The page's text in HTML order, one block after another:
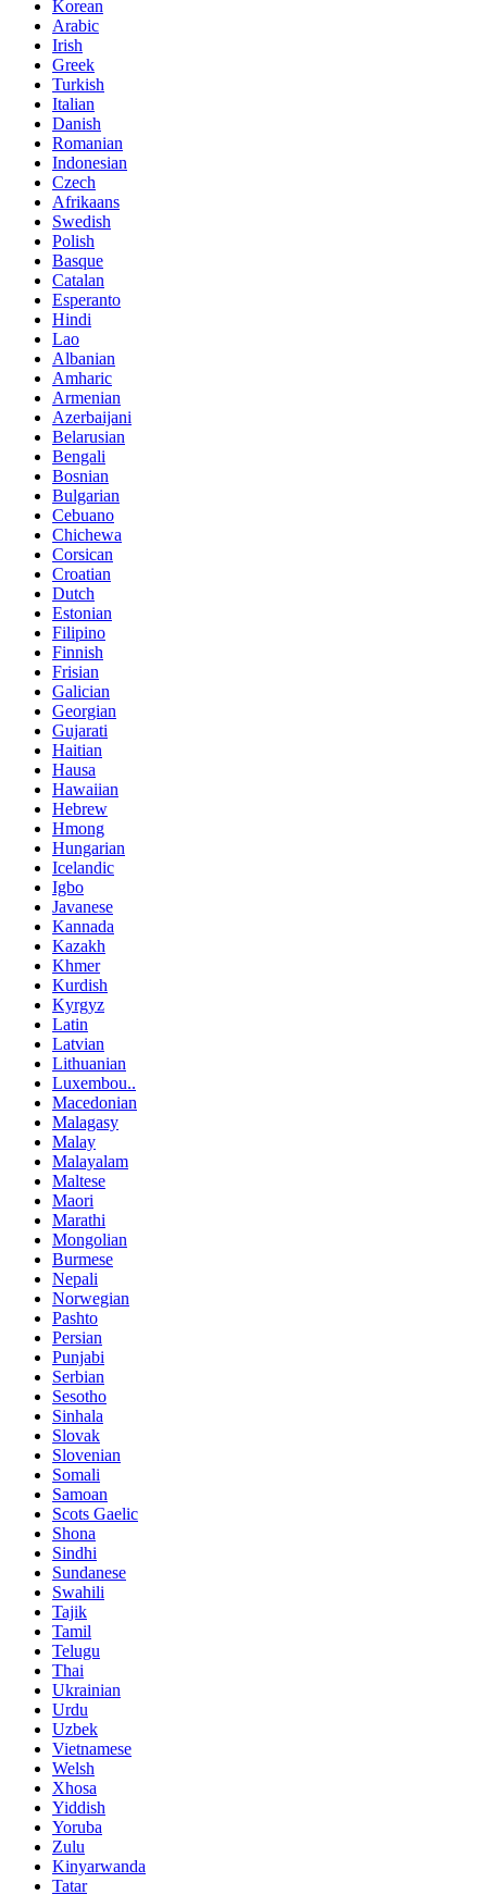
Korean
Arabic
Irish
Greek
Turkish
Italian
Danish
Romanian
Indonesian
Czech
Afrikaans
Swedish
Polish
Basque
Catalan
Esperanto
Hindi
Lao
Albanian
Amharic
Armenian
Azerbaijani
Belarusian
Bengali
Bosnian
Bulgarian
Cebuano
Chichewa
Corsican
Croatian
Dutch
Estonian
Filipino
Finnish
Frisian
Galician
Georgian
Gujarati
Haitian
Hausa
Hawaiian
Hebrew
Hmong
Hungarian
Icelandic
Igbo
Javanese
Kannada
Kazakh
Khmer
Kurdish
Kyrgyz
Latin
Latvian
Lithuanian
Luxembou..
Macedonian
Malagasy
Malay
Malayalam
Maltese
Maori
Marathi
Mongolian
Burmese
Nepali
Norwegian
Pashto
Persian
Punjabi
Serbian
Sesotho
Sinhala
Slovak
Slovenian
Somali
Samoan
Scots Gaelic
Shona
Sindhi
Sundanese
Swahili
Tajik
Tamil
Telugu
Thai
Ukrainian
Urdu
Uzbek
Vietnamese
Welsh
Xhosa
Yiddish
Yoruba
Zulu
Kinyarwanda
Tatar